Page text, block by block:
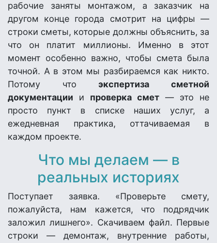
рабочие заняты монтажом, а заказчик на
другом конце города смотрит на цифры —
строки сметы, которые должны объяснить, за
что он платит миллионы. Именно в этот
момент особенно важно, чтобы смета была
точной. А в этом мы разбираемся как никто.
Потому чтоэкспертиза сметной
документации и проверка смет — это не
просто пункт в списке наших услуг, а
ежедневная практика, оттачиваемая в
каждом проекте.
Что мы делаем — в
реальных историях
Поступает заявка. «Проверьте смету,
пожалуйста, нам кажется, что подрядчик
заложил лишнего». Скачиваем файл. Первые
строки — демонтаж, внутренние работы,